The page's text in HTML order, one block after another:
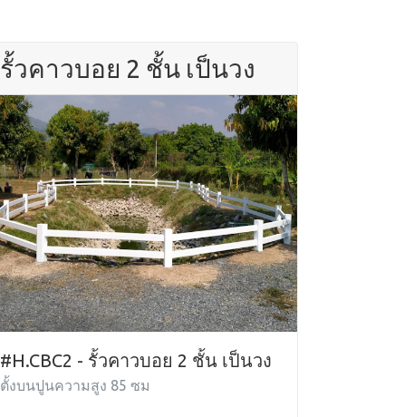
รั้วคาวบอย 2 ชั้น เป็นวง
#H.CBC2 - รั้วคาวบอย 2 ชั้น เป็นวง
ตั้งบนปูนความสูง 85 ซม